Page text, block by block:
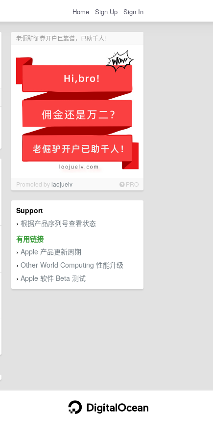
Home Sign Up Sign In
老倔驴证券开户巨靠谱，已助千人!
Promoted bylaojuelv PRO
Support
› 根据产品序列号查看状态
有用链接
› Apple 产品更新周期
› Other World Computing 性能升级
› Apple 软件 Beta 测试